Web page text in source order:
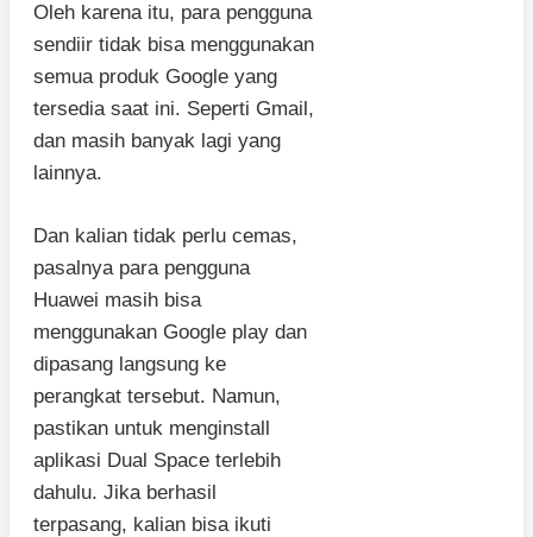
Oleh karena itu, para pengguna
sendiir tidak bisa menggunakan
semua produk Google yang
tersedia saat ini. Seperti Gmail,
dan masih banyak lagi yang
lainnya.
Dan kalian tidak perlu cemas,
pasalnya para pengguna
Huawei masih bisa
menggunakan Google play dan
dipasang langsung ke
perangkat tersebut. Namun,
pastikan untuk menginstall
aplikasi Dual Space terlebih
dahulu. Jika berhasil
terpasang, kalian bisa ikuti